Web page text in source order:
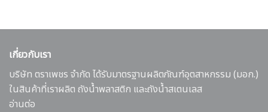
เกี่ยวกับเรา
บริษัท ตราเพชร จำกัด ได้รับมาตรฐานผลิตภัณฑ์อุตสาหกรรม (มอก.)
ในสินค้าที่เราผลิต ถังน้ำพลาสติก และถังน้ำสเตนเลส
อ่านต่อ